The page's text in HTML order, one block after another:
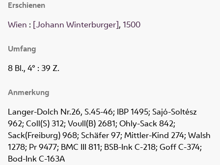
Erschienen
Wien : [Johann Winterburger], 1500
Umfang
8 Bl., 4° : 39 Z.
Anmerkung
Langer-Dolch Nr.26, S.45-46; IBP 1495; Sajó-Soltész
962; Coll(S) 312; Voull(B) 2681; Ohly-Sack 842;
Sack(Freiburg) 968; Schäfer 97; Mittler-Kind 274; Walsh
1278; Pr 9477; BMC III 811; BSB-Ink C-218; Goff C-374;
Bod-Ink C-163A